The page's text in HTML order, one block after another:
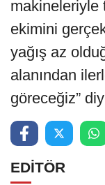
makineleriyle
ekimini
yağış az
alanından
göreceğiz”
EDİTÖR